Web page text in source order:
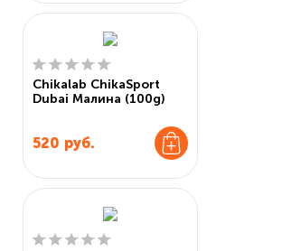
Chikalab ChikaSport
Dubai Малина (100g)
520 руб.